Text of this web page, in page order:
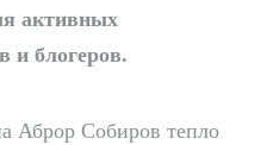
активных
и блогеров.
Аброр Собиров тепло